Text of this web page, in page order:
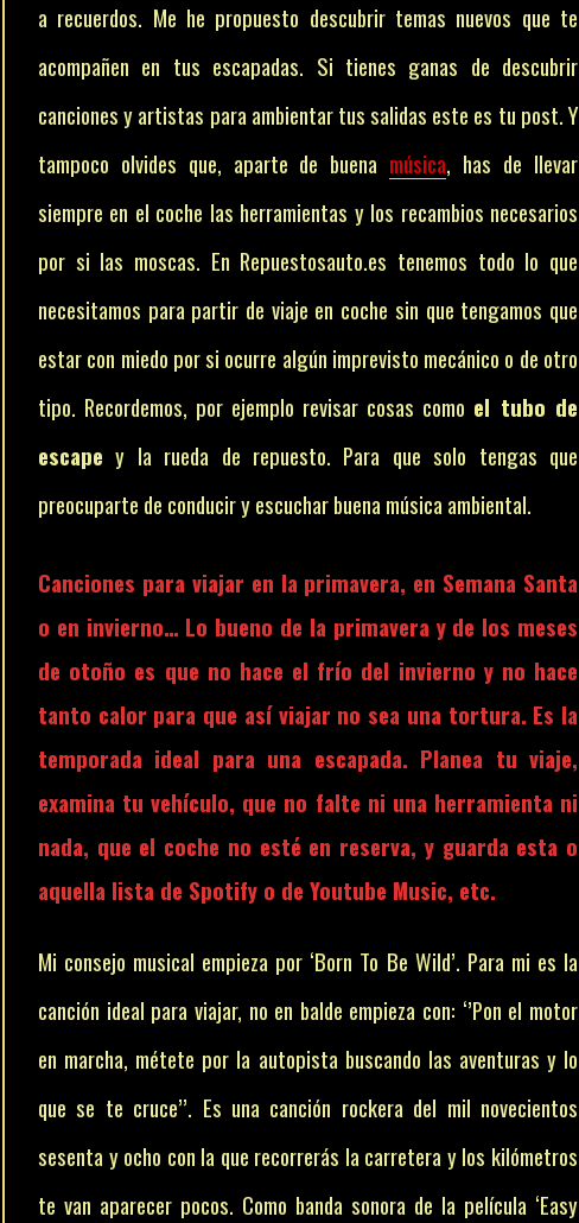
a recuerdos. Me he propuesto descubrir temas nuevos que te
acompañen en tus escapadas. Si tienes ganas de descubrir
canciones y artistas para ambientar tus salidas este es tu post. Y
tampoco olvides que, aparte de buena música, has de llevar
siempre en el coche las herramientas y los recambios necesarios
por si las moscas. En Repuestosauto.es tenemos todo lo que
necesitamos para partir de viaje en coche sin que tengamos que
estar con miedo por si ocurre algún imprevisto mecánico o de otro
tipo. Recordemos, por ejemplo revisar cosas como el tubo de
escape y la rueda de repuesto. Para que solo tengas que
preocuparte de conducir y escuchar buena música ambiental.
Canciones para viajar en la primavera, en Semana Santa
o en invierno… Lo bueno de la primavera y de los meses
de otoño es que no hace el frío del invierno y no hace
tanto calor para que así viajar no sea una tortura. Es la
temporada ideal para una escapada. Planea tu viaje,
examina tu vehículo, que no falte ni una herramienta ni
nada, que el coche no esté en reserva, y guarda esta o
aquella lista de Spotify o de Youtube Music, etc.
Mi consejo musical empieza por ‘Born To Be Wild’. Para mi es la
canción ideal para viajar, no en balde empieza con: ‘’Pon el motor
en marcha, métete por la autopista buscando las aventuras y lo
que se te cruce’’. Es una canción rockera del mil novecientos
sesenta y ocho con la que recorrerás la carretera y los kilómetros
te van aparecer pocos. Como banda sonora de la película ‘Easy